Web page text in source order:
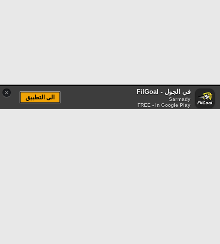
× في الجول - FilGoal
Sarmady
FREE - In Google Play
الى التطبيق